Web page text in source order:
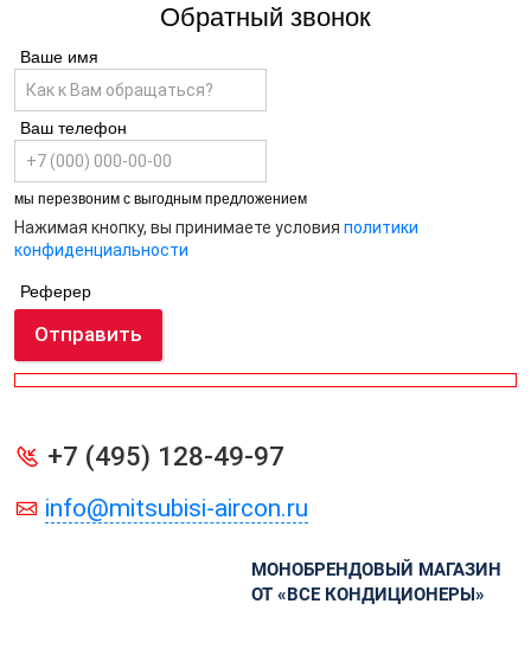
Обратный звонок
Ваше имя
Ваш телефон
мы перезвоним с выгодным предложением
Нажимая кнопку, вы принимаете условия политики
конфиденциальности
Реферер
Отправить
+7 (495) 128-49-97
info@mitsubisi-aircon.ru
МОНОБРЕНДОВЫЙ МАГАЗИН
ОТ «ВСЕ КОНДИЦИОНЕРЫ»